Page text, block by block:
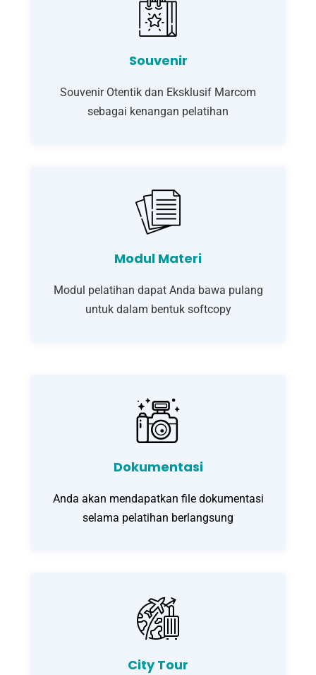
Souvenir
Souvenir Otentik dan Eksklusif Marcom
sebagai kenangan pelatihan
Modul Materi
Modul pelatihan dapat Anda bawa pulang
untuk dalam bentuk softcopy
Dokumentasi
Anda akan mendapatkan file dokumentasi
selama pelatihan berlangsung
City Tour